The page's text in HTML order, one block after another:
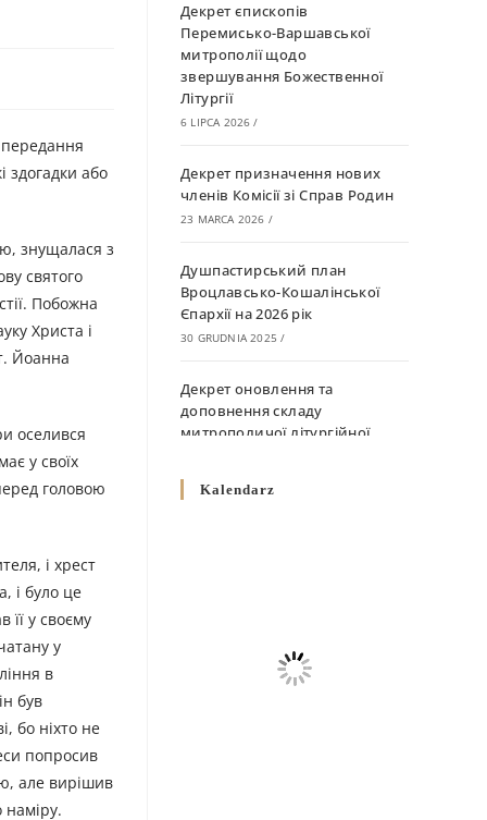
передання
здогадки або
знущалася з
святого
Побожна
Христа і
Йоанна
оселився
у своїх
головою
і хрест
і було це
її у своєму
у
в
був
бо ніхто не
попросив
але вирішив
наміру.
Декрет єпископів
Перемисько-Варшавської
митрополії щодо
звершування Божественної
Літургії
6 LIPCA 2026 /
Декрет призначення нових
членів Комісії зі Справ Родин
23 MARCA 2026 /
Душпастирський план
Вроцлавсько-Кошалінської
Єпархії на 2026 рік
30 GRUDNIA 2025 /
Декрет оновлення та
доповнення складу
митрополичої літургійної
10 GRUDNIA 2025
Декрет про відзначення
Великодня і всіх рухомих
Kalendarz